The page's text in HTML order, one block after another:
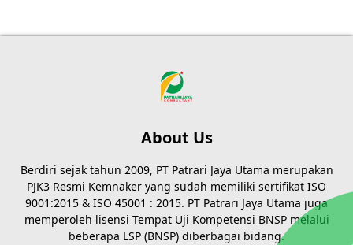
About Us
Berdiri sejak tahun 2009, PT Patrari Jaya Utama merupakan
PJK3 Resmi Kemnaker yang sudah memiliki sertifikat ISO
9001:2015 & ISO 45001 : 2015. PT Patrari Jaya Utama juga
memperoleh lisensi Tempat Uji Kompetensi BNSP melalui
beberapa LSP (BNSP) diberbagai bidang.